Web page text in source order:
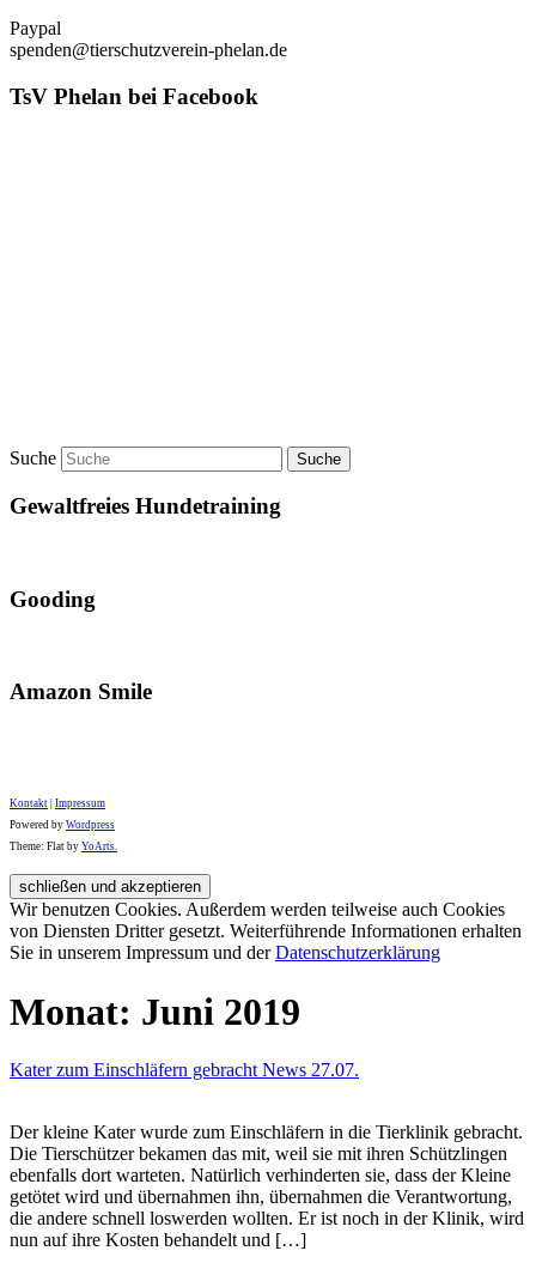
Paypal
spenden@tierschutzverein-phelan.de
TsV Phelan bei Facebook
Suche
Gewaltfreies Hundetraining
Gooding
Amazon Smile
Kontakt Impressum
Powered by Wordpress
Theme: Flat by YoArts.
Wir benutzen Cookies. Außerdem werden teilweise auch Cookies
von Diensten Dritter gesetzt. Weiterführende Informationen erhalten
Sie in unserem Impressum und derDatenschutzerklärung
Monat: Juni 2019
Kater zum Einschläfern gebracht News 27.07.
Der kleine Kater wurde zum Einschläfern in die Tierklinik gebracht.
Die Tierschützer bekamen das mit, weil sie mit ihren Schützlingen
ebenfalls dort warteten. Natürlich verhinderten sie, dass der Kleine
getötet wird und übernahmen ihn, übernahmen die Verantwortung,
die andere schnell loswerden wollten. Er ist noch in der Klinik, wird
nun auf ihre Kosten behandelt und […]